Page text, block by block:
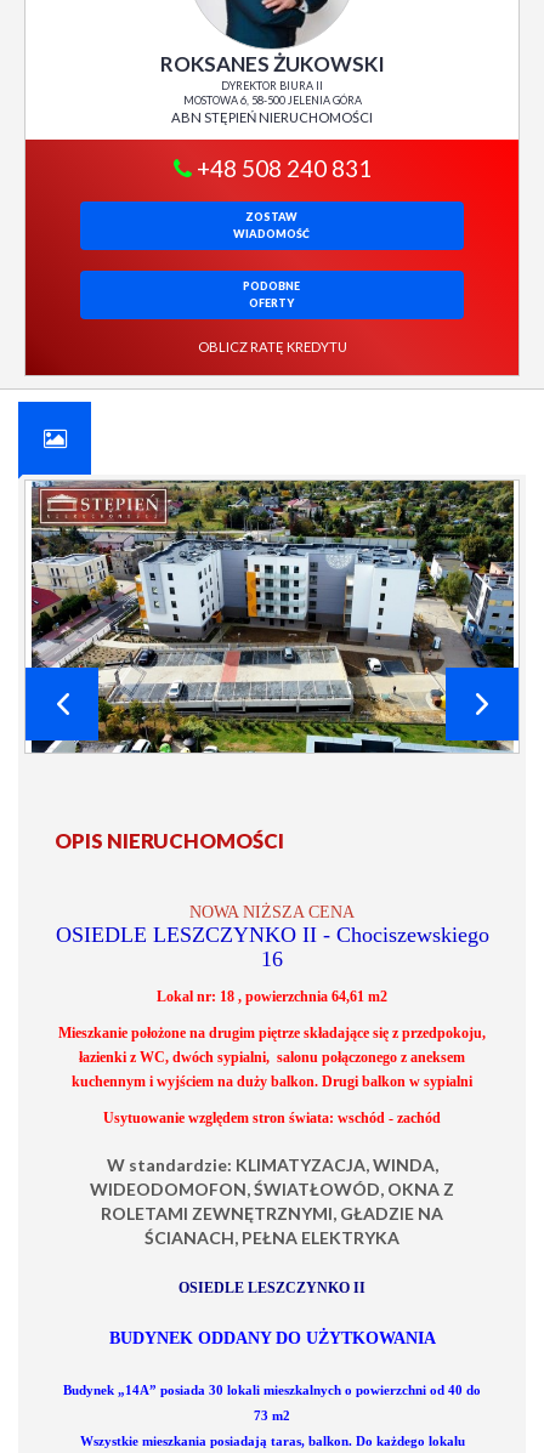
ROKSANES ŻUKOWSKI
DYREKTOR BIURA II
MOSTOWA 6, 58-500 JELENIA GÓRA
ABN STĘPIEŃ NIERUCHOMOŚCI
+48 508 240 831
ZOSTAW
WIADOMOŚĆ
PODOBNE
OFERTY
OBLICZ RATĘ KREDYTU
OPIS NIERUCHOMOŚCI
NOWA NIŻSZA CENA
OSIEDLE LESZCZYNKO II - Chociszewskiego
16
Lokal nr: 18 , powierzchnia 64,61 m2
Mieszkanie położone na drugim piętrze składające się z przedpokoju,
łazienki z WC, dwóch sypialni, salonu połączonego z aneksem
kuchennym i wyjściem na duży balkon. Drugi balkon w sypialni
Usytuowanie względem stron świata: wschód - zachód
W standardzie: KLIMATYZACJA, WINDA,
WIDEODOMOFON, ŚWIATŁOWÓD, OKNA Z
ROLETAMI ZEWNĘTRZNYMI, GŁADZIE NA
ŚCIANACH, PEŁNA ELEKTRYKA
OSIEDLE LESZCZYNKO II
BUDYNEK ODDANY DO UŻYTKOWANIA
Budynek „14A” posiada 30 lokali mieszkalnych o powierzchni od 40 do
73 m2
Wszystkie mieszkania posiadają taras, balkon. Do każdego lokalu